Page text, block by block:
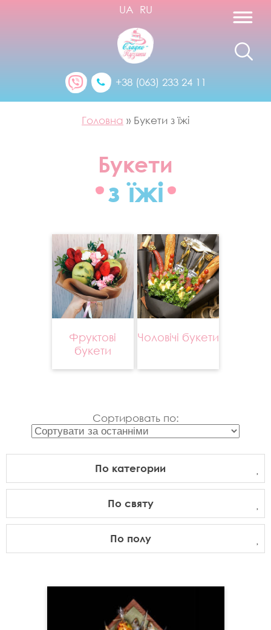
+38 (063) 233 24 11
UA RU
Головна » Букети з їжі
Букети
з їжі
Фруктові
букети
Чоловічі букети
Сортировать по:
По категории
По святу
По полу